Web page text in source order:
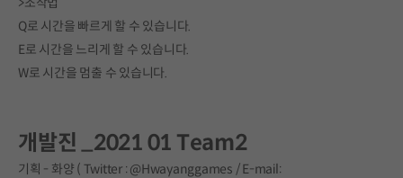
Q로 시간을 빠르게 할 수 있습니다.
E로 시간을 느리게 할 수 있습니다.
W로 시간을 멈출 수 있습니다.
개발진 _2021 01 Team2
기획 - 화양 ( Twitter : @Hwayanggames / E-mail: